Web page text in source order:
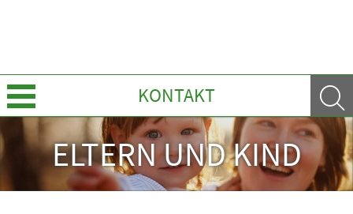
KONTAKT
Über uns
Leistungen
ELTERN UND KIND